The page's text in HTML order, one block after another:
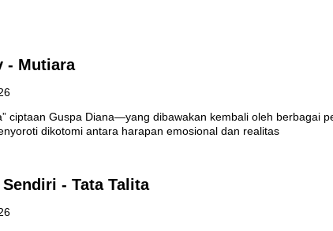
- Mutiara
ciptaan Guspa Diana—yang dibawakan kembali oleh berbagai
dikotomi antara harapan emosional dan realitas
- Tata Talita